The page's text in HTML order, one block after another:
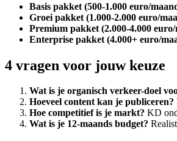
Basis pakket (500-1.000 euro/
Groei pakket (1.000-2.000 euro/
Premium pakket (2.000-4.000
Enterprise pakket (4.000+ euro/
4 vragen voor jouw keuze
Wat is je organisch verkeer-doel
Hoeveel content kan je publiceren?
Hoe competitief is je markt? KD
Wat is je 12-maands budget?